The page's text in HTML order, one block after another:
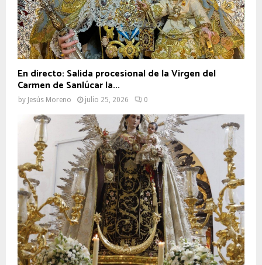
En directo: Salida procesional de la Virgen del
Carmen de Sanlúcar la...
by Jesús Moreno julio 25, 2026 0